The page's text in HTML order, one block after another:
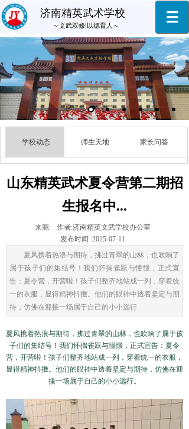
济南精英武术学校
～文武双修|以德育人 ～
学校动态 师生天地 家长问答
山东精英武术夏令营第二期招
生报名中...
来源: 作者:济南精英文武学校办公室
发布时间 :2025-07-11
夏风携着热浪与期待，拂过青翠的山林，也吹响了
属于孩子们的集结号！我们怀揣雀跃与憧憬，正式宣
告：夏令营，开营啦！孩子们整齐地站成一列，穿着统
一的衣服，显得精神抖擞。他们的眼神中透着坚定与期
待，仿佛在迎接一场属于自己的小小远行
夏风携着热浪与期待，拂过青翠的山林，也吹响了属于孩
子们的集结号！我们怀揣雀跃与憧憬，正式宣告：夏令
营，开营啦！孩子们整齐地站成一列，穿着统一的衣服，
显得精神抖擞。他们的眼神中透着坚定与期待，仿佛在迎
接一场属于自己的小小远行。